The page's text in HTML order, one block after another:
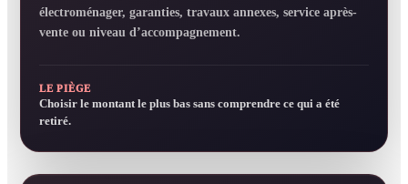
électroménager, garanties, travaux annexes, service après-
vente ou niveau d’accompagnement.
LE PIÈGE
Choisir le montant le plus bas sans comprendre ce qui a été
retiré.